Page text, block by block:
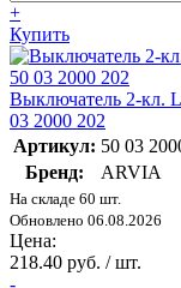
+
Купить
Выключатель 2-кл.
03 2000 202
Артикул: 50 03
Бренд:
ARVIA
На складе 60 шт.
Обновлено 06.08.2026
Цена:
218.40 руб. / шт.
-